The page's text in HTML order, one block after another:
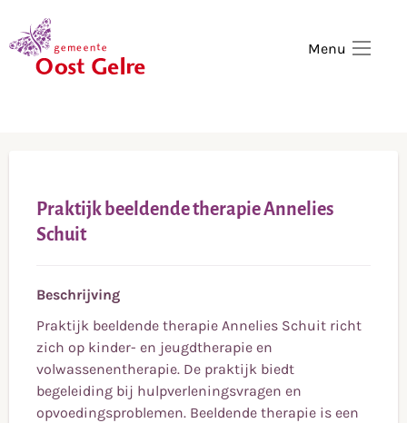
Menu
Praktijk beeldende therapie Annelies
Schuit
Beschrijving
Praktijk beeldende therapie Annelies Schuit richt
zich op kinder- en jeugdtherapie en
volwassenentherapie. De praktijk biedt
begeleiding bij hulpverleningsvragen en
opvoedingsproblemen. Beeldende therapie is een